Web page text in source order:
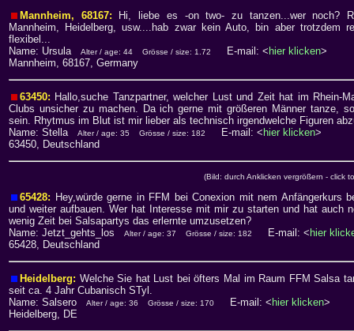
Mannheim, 68167:
Hi, liebe es -on two- zu tanzen...wer noch?
Mannheim, Heidelberg, usw....hab zwar kein Auto, bin aber trotzdem
flexibel...
Name: Ursula
Alter / age: 44 Grösse / size: 1.72 E-mail: < hier klicken>
Mannheim, 68167, Germany
63450: Hallo,suche Tanzpartner, welcher Lust und Zeit hat im Rhein-
Clubs unsicher zu machen. Da ich gerne mit größeren Männer tanze,
sein. Rhytmus im Blut ist mir lieber als technisch irgendwelche Figuren
Name: Stella
Alter / age: 35 Grösse / size: 182 E-mail: < hier klicken>
63450, Deutschland
(Bild: durch Anklicken vergrößern - click
65428: Hey,würde gerne in FFM bei Conexion mit nem Anfängerkurs
und weiter aufbauen. Wer hat Interesse mit mir zu starten und hat auch
wenig Zeit bei Salsapartys das erlernte umzusetzen?
Name: Jetzt_gehts_los
Alter / age: 37 Grösse / size: 182 E-mail: < hier
65428, Deutschland
Heidelberg: Welche Sie hat Lust bei öfters Mal im Raum FFM Salsa
seit ca. 4 Jahr Cubanisch STyl.
Name: Salsero
Alter / age: 36 Grösse / size: 170 E-mail: < hier klicken>
Heidelberg, DE